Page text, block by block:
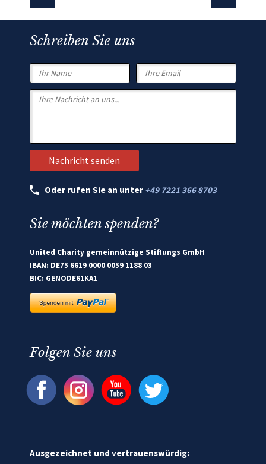
Schreiben Sie uns
Oder rufen Sie an unter +49 7221 366 8703
Sie möchten spenden?
United Charity gemeinnützige Stiftungs GmbH
IBAN: DE75 6619 0000 0059 1188 03
BIC: GENODE61KA1
Folgen Sie uns
Ausgezeichnet und vertrauenswürdig: